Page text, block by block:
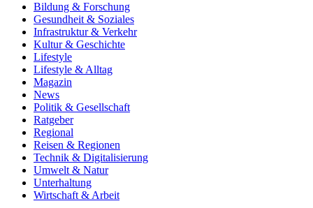
Bildung & Forschung
Gesundheit & Soziales
Infrastruktur & Verkehr
Kultur & Geschichte
Lifestyle
Lifestyle & Alltag
Magazin
News
Politik & Gesellschaft
Ratgeber
Regional
Reisen & Regionen
Technik & Digitalisierung
Umwelt & Natur
Unterhaltung
Wirtschaft & Arbeit